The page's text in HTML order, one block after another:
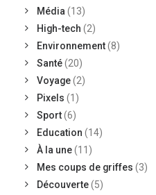
Média (13)
High-tech (2)
Environnement(8)
Santé(20)
Voyage(2)
Pixels (1)
Sport(6)
Education (14)
À la une(11)
Mes coups de griffes (3)
Découverte(5)